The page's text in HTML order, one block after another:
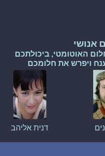
אנושי
האוטומטי, ביכולתכם
ויפרש את חלומכם
דנית אליהב